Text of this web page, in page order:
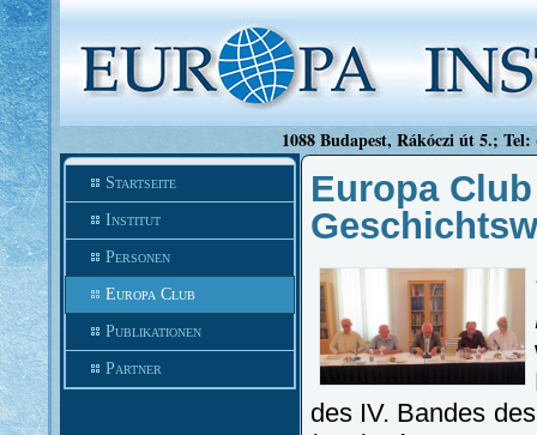
1088 Budapest, Rákóczi út 5.;
Startseite
Institut
Personen
Europa Club
Publikationen
Partner
Europa
des IV. Bandes